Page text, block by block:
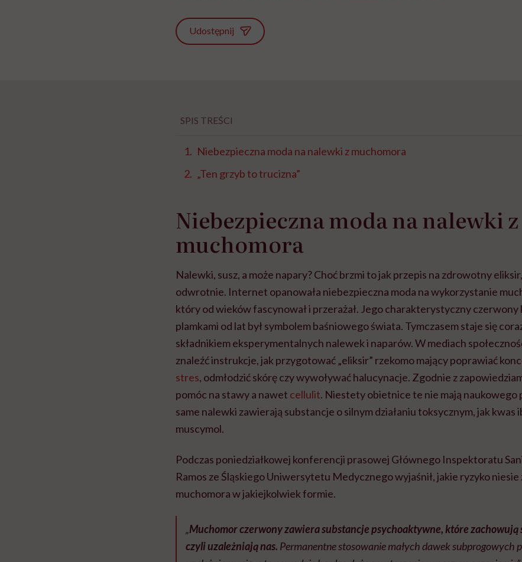
Udostępnij
SPIS TREŚCI
Niebezpieczna moda na nalewki z muchomora
„Ten grzyb to trucizna”
Niebezpieczna moda na nalewki z
muchomora
Nalewki, susz, a może napary? Choć brzmi to jak przepis na zdrowotny
odwrotnie. Internet opanowała niebezpieczna moda na wykorzystanie
który od wieków fascynował i przerażał. Jego charakterystyczny czerwony
plamkami od lat był symbolem baśniowego świata. Tymczasem staje się
składnikiem eksperymentalnych nalewek i naparów. W mediach
znaleźć instrukcje, jak przygotować „eliksir” rzekomo mający poprawiać
stres, odmłodzić skórę czy wywoływać halucynacje. Zgodnie z
pomóc na stawy a nawet cellulit. Niestety obietnice te nie mają naukowego
same nalewki zawierają substancje o silnym działaniu toksycznym, jak kwas
muscymol.
Podczas poniedziałkowej konferencji prasowej Głównego Inspektoratu
Ramos ze Śląskiego Uniwersytetu Medycznego wyjaśnił, jakie ryzyko niesie
muchomora w jakiejkolwiek formie.
„Muchomor czerwony zawiera substancje psychoaktywne, które zachowują
czyli uzależniają nas. Permanentne stosowanie małych dawek subprogowych